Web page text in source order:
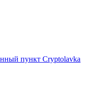
пункт Cryptolavka